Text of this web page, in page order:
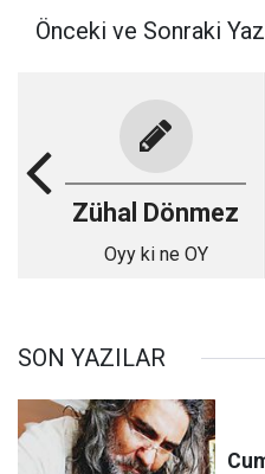
Önceki ve Sonraki
Zühal Dönmez
Oyy ki ne OY
SON YAZILAR